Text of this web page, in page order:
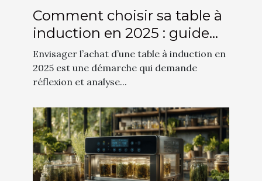
Comment choisir sa table à
induction en 2025 : guide
complet
Envisager l’achat d’une table à induction en
2025 est une démarche qui demande
réflexion et analyse...